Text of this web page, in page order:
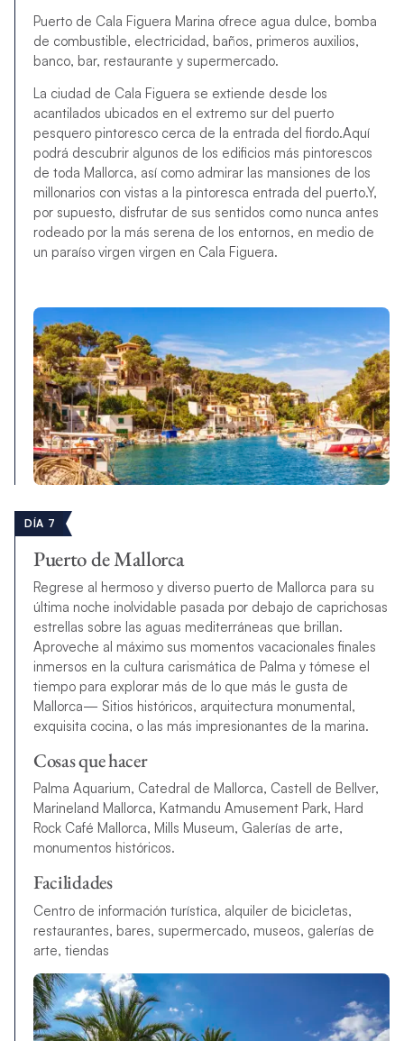
Puerto de Cala Figuera Marina ofrece agua dulce, bomba
de combustible, electricidad, baños, primeros auxilios,
banco, bar, restaurante y supermercado.
La ciudad de Cala Figuera se extiende desde los
acantilados ubicados en el extremo sur del puerto
pesquero pintoresco cerca de la entrada del fiordo.Aquí
podrá descubrir algunos de los edificios más pintorescos
de toda Mallorca, así como admirar las mansiones de los
millonarios con vistas a la pintoresca entrada del puerto.Y,
por supuesto, disfrutar de sus sentidos como nunca antes
rodeado por la más serena de los entornos, en medio de
un paraíso virgen virgen en Cala Figuera.
DÍA 7
Puerto de Mallorca
Regrese al hermoso y diverso puerto de Mallorca para su
última noche inolvidable pasada por debajo de caprichosas
estrellas sobre las aguas mediterráneas que brillan.
Aproveche al máximo sus momentos vacacionales finales
inmersos en la cultura carismática de Palma y tómese el
tiempo para explorar más de lo que más le gusta de
Mallorca— Sitios históricos, arquitectura monumental,
exquisita cocina, o las más impresionantes de la marina.
Cosas que hacer
Palma Aquarium, Catedral de Mallorca, Castell de Bellver,
Marineland Mallorca, Katmandu Amusement Park, Hard
Rock Café Mallorca, Mills Museum, Galerías de arte,
monumentos históricos.
Facilidades
Centro de información turística, alquiler de bicicletas,
restaurantes, bares, supermercado, museos, galerías de
arte, tiendas